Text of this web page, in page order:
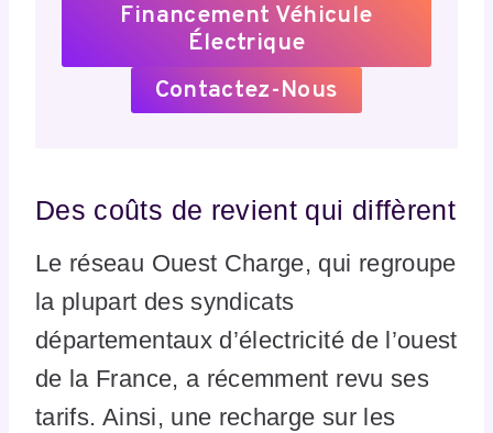
Financement Véhicule
Électrique
Contactez-Nous
Des coûts de revient qui diffèrent
Le réseau Ouest Charge, qui regroupe
la plupart des syndicats
départementaux d’électricité de l’ouest
de la France, a récemment revu ses
tarifs. Ainsi, une recharge sur les